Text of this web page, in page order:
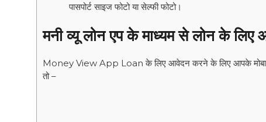
पासपोर्ट साइज फोटो या सेल्फी फोटो।
मनी व्यू लोन एप के माध्यम से लोन के
Money View App Loan के लिए आवेदन करने के लिए आपके
तो –